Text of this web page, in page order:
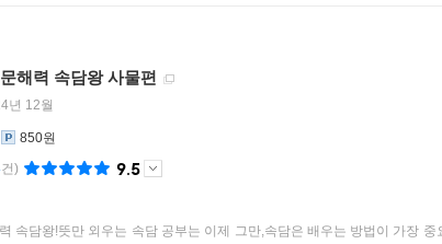
해력 속담왕 사물편
년 12월
850원
건) 9.5
속담왕!뜻만 외우는 속담 공부는 이제 그만,속담은 배우는 방법이 가장 중